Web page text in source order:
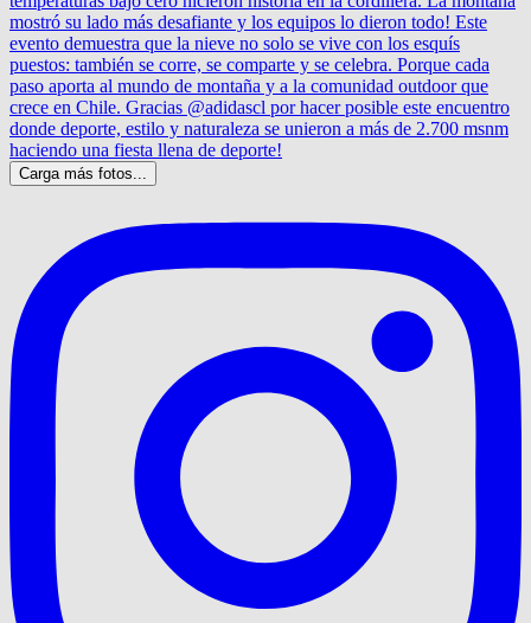
Carga más fotos...